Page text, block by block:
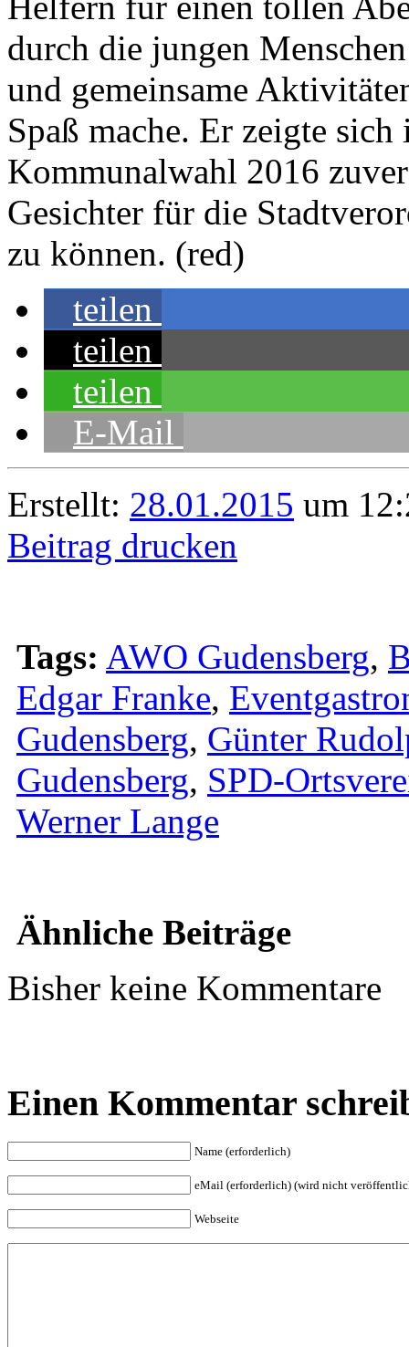
durch die jungen
und gemeinsame
Spaß mache. Er zeigte
Kommunalwahl 2016
Gesichter für die
zu können. (red)
teilen
teilen
teilen
E-Mail
Erstellt: 28.01.2015 um
Beitrag drucken
Tags: AWO Gudensberg,
Edgar Franke,
Gudensberg, Günter
Gudensberg, SPD-
Werner Lange
Ähnliche Beiträge
Bisher keine Kommentare
Einen Kommentar
Name (erforderlich)
eMail (erforderlich) (wird nicht
Webseite